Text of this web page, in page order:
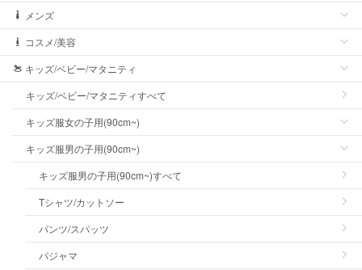
メンズ
コスメ/美容
キッズ/ベビー/マタニティ
キッズ/ベビー/マタニティすべて
キッズ服女の子用(90cm~)
キッズ服男の子用(90cm~)
キッズ服男の子用(90cm~)すべて
Tシャツ/カットソー
パンツ/スパッツ
パジャマ